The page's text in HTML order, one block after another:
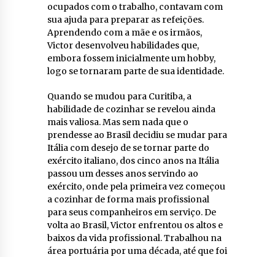
ocupados com o trabalho, contavam com
sua ajuda para preparar as refeições.
Aprendendo com a mãe e os irmãos,
Victor desenvolveu habilidades que,
embora fossem inicialmente um hobby,
logo se tornaram parte de sua identidade.
Quando se mudou para Curitiba, a
habilidade de cozinhar se revelou ainda
mais valiosa. Mas sem nada que o
prendesse ao Brasil decidiu se mudar para
Itália com desejo de se tornar parte do
exército italiano, dos cinco anos na Itália
passou um desses anos servindo ao
exército, onde pela primeira vez começou
a cozinhar de forma mais profissional
para seus companheiros em serviço. De
volta ao Brasil, Victor enfrentou os altos e
baixos da vida profissional. Trabalhou na
área portuária por uma década, até que foi